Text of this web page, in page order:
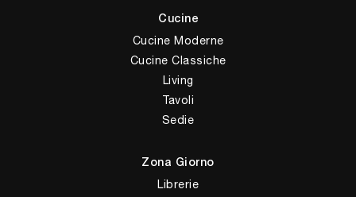
Cucine
Cucine Moderne
Cucine Classiche
Living
Tavoli
Sedie
Zona Giorno
Librerie